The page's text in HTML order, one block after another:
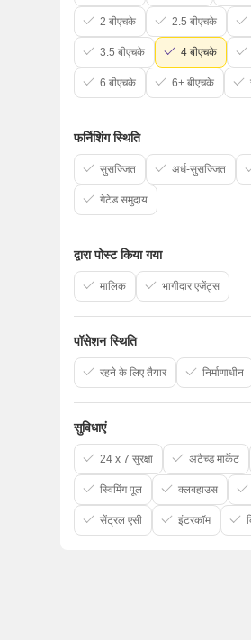
2 बीएचके 2.5 बीएचके
3.5 बीएचके 4 बीएचके
6 बीएचके 6+ बीएचके
फर्निशिंग स्थिति
सुसज्जित अर्ध-सुसज्जित
गेटेड समुदाय
द्वारा पोस्ट किया गया
मालिक भागीदार एजेंट्स
पॉसेशन स्थिति
रहने के लिए तैयार निर्माणाधीन
सुविधाएं
24 x 7 सुरक्षा अटैच्ड मार्केट
स्विमिंग पूल क्लबहाउस
सेंट्रल एसी इंटरकॉम